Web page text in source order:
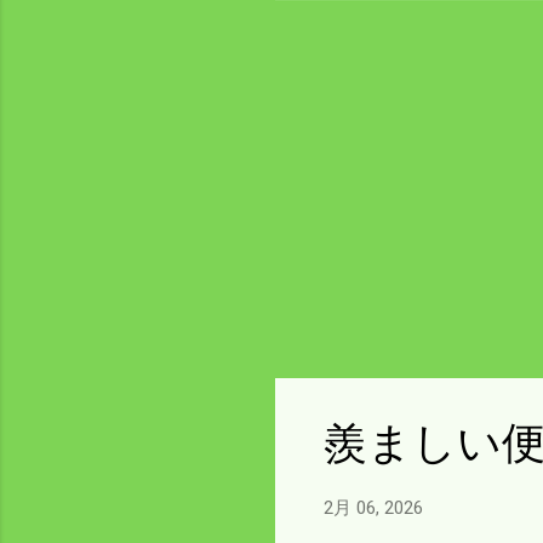
羨ましい
2月 06, 2026